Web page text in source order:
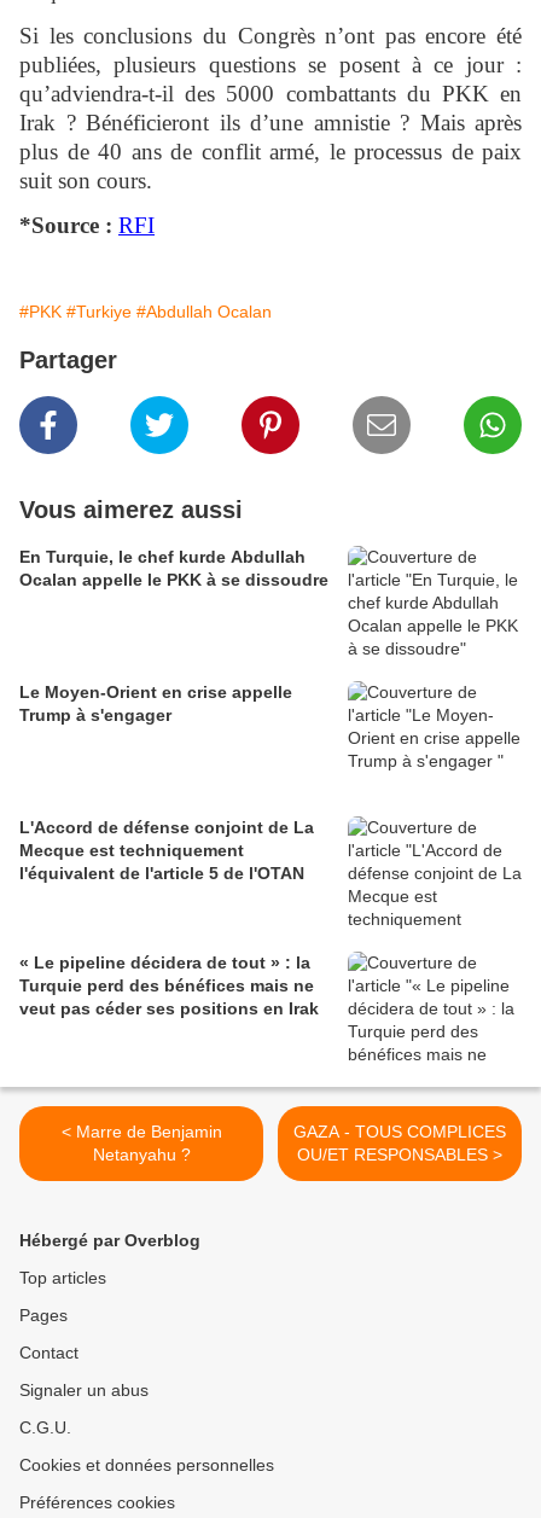
Si les conclusions du Congrès n’ont pas encore été
publiées, plusieurs questions se posent à ce jour :
qu’adviendra-t-il des 5000 combattants du PKK en
Irak ? Bénéficieront ils d’une amnistie ? Mais après
plus de 40 ans de conflit armé, le processus de paix
suit son cours.
*Source : RFI
#PKK #Turkiye #Abdullah Ocalan
Partager
Vous aimerez aussi
En Turquie, le chef kurde Abdullah
Ocalan appelle le PKK à se dissoudre
Le Moyen-Orient en crise appelle
Trump à s'engager
L'Accord de défense conjoint de La
Mecque est techniquement
l'équivalent de l'article 5 de l'OTAN
« Le pipeline décidera de tout » : la
Turquie perd des bénéfices mais ne
veut pas céder ses positions en Irak
< Marre de Benjamin
Netanyahu ?
GAZA - TOUS COMPLICES
OU/ET RESPONSABLES >
Hébergé par Overblog
Top articles
Pages
Contact
Signaler un abus
C.G.U.
Cookies et données personnelles
Préférences cookies